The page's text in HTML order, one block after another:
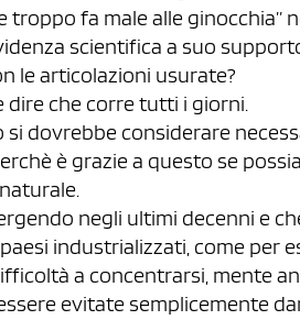
troppo fa male alle ginocchia”
scientifica a suo
le articolazioni usurate?
dire che corre tutti i giorni.
dovrebbe considerare
è grazie a questo se
negli ultimi decenni e
industrializzati, come per
a concentrarsi, mente
evitate semplicemente